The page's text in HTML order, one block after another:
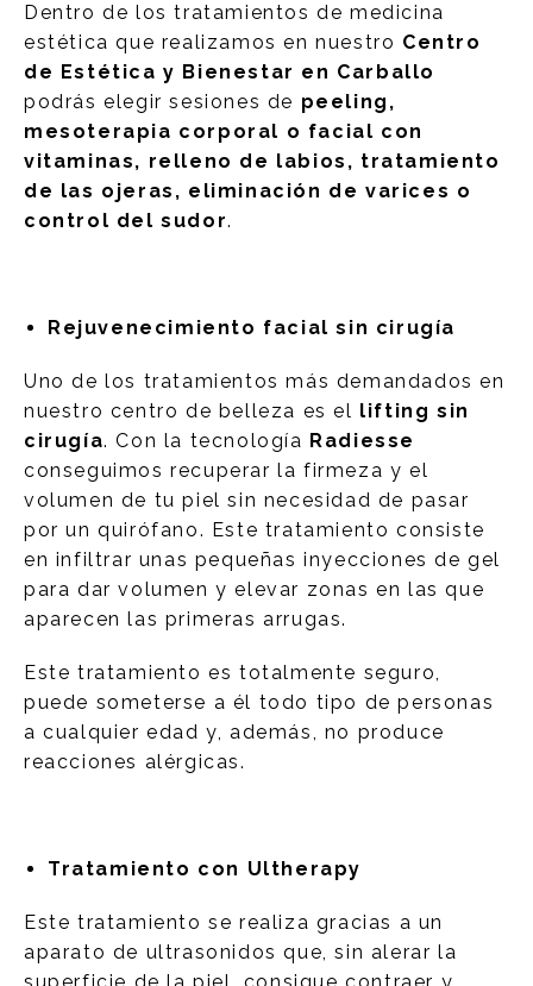
Dentro de los tratamientos de medicina
estética que realizamos en nuestro Centro
de Estética y Bienestar en Carballo
podrás elegir sesiones de peeling,
mesoterapia corporal o facial con
vitaminas, relleno de labios, tratamiento
de las ojeras, eliminación de varices o
control del sudor.
Rejuvenecimiento facial sin cirugía
Uno de los tratamientos más demandados en
nuestro centro de belleza es el lifting sin
cirugía. Con la tecnología Radiesse
conseguimos recuperar la firmeza y el
volumen de tu piel sin necesidad de pasar
por un quirófano. Este tratamiento consiste
en infiltrar unas pequeñas inyecciones de gel
para dar volumen y elevar zonas en las que
aparecen las primeras arrugas.
Este tratamiento es totalmente seguro,
puede someterse a él todo tipo de personas
a cualquier edad y, además, no produce
reacciones alérgicas.
Tratamiento con Ultherapy
Este tratamiento se realiza gracias a un
aparato de ultrasonidos que, sin alerar la